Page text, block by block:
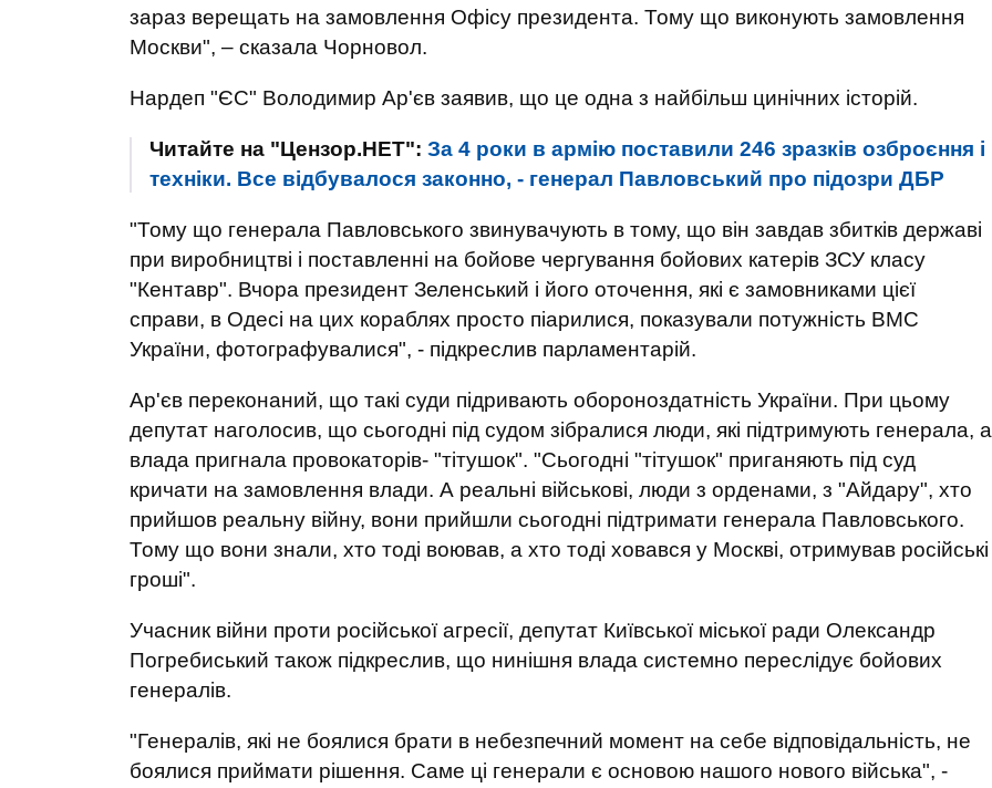
зараз верещать на замовлення Офісу президента. Тому що виконують замовлення
Москви", – сказала Чорновол.
Нардеп "ЄС" Володимир Ар'єв заявив, що це одна з найбільш цинічних історій.
Читайте на "Цензор.НЕТ": За 4 роки в армію поставили 246 зразків озброєння і
техніки. Все відбувалося законно, - генерал Павловський про підозри ДБР
"Тому що генерала Павловського звинувачують в тому, що він завдав збитків державі
при виробництві і поставленні на бойове чергування бойових катерів ЗСУ класу
"Кентавр". Вчора президент Зеленський і його оточення, які є замовниками цієї
справи, в Одесі на цих кораблях просто піарилися, показували потужність ВМС
України, фотографувалися", - підкреслив парламентарій.
Ар'єв переконаний, що такі суди підривають обороноздатність України. При цьому
депутат наголосив, що сьогодні під судом зібралися люди, які підтримують генерала, а
влада пригнала провокаторів- "тітушок". "Сьогодні "тітушок" приганяють під суд
кричати на замовлення влади. А реальні військові, люди з орденами, з "Айдару", хто
прийшов реальну війну, вони прийшли сьогодні підтримати генерала Павловського.
Тому що вони знали, хто тоді воював, а хто тоді ховався у Москві, отримував російські
гроші".
Учасник війни проти російської агресії, депутат Київської міської ради Олександр
Погребиський також підкреслив, що нинішня влада системно переслідує бойових
генералів.
"Генералів, які не боялися брати в небезпечний момент на себе відповідальність, не
боялися приймати рішення. Саме ці генерали є основою нашого нового війська", -